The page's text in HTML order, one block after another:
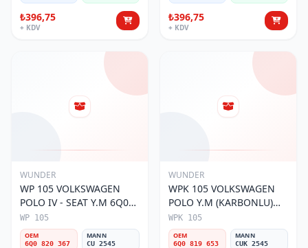
₺396,75
+ KDV
₺396,75
+ KDV
WUNDER
WP 105 VOLKSWAGEN
POLO IV - SEAT Y.M 6Q0
820 367 Polen Filtresi
WP 105
OEM
6Q0 820 367
MANN
CU 2545
WUNDER
WPK 105 VOLKSWAGEN
POLO Y.M (KARBONLU)
6Q0 819 653 Polen Filtresi
WPK 105
OEM
6Q0 819 653
MANN
CUK 2545